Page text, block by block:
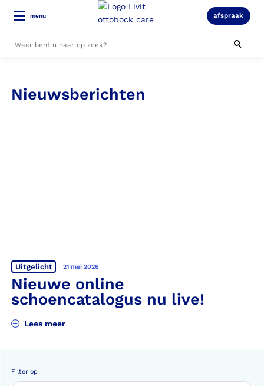
menu afspraak
Nieuwsberichten
Uitgelicht 21 mei 2026
Nieuwe online
schoencatalogus nu live!
Lees meer
Filter op